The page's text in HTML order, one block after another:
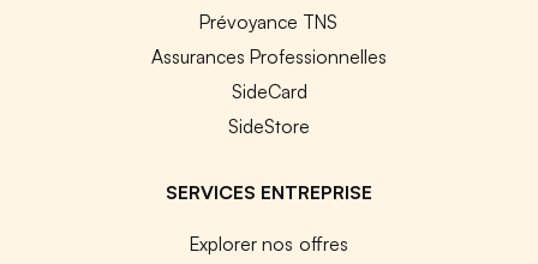
Prévoyance TNS
Assurances Professionnelles
SideCard
SideStore
SERVICES ENTREPRISE
Explorer nos offres